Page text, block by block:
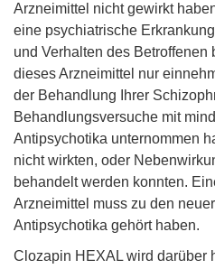
Arzneimittel nicht gewirkt
eine psychiatrische
und Verhalten des Betroffenen
dieses Arzneimittel nur
der Behandlung Ihrer
Behandlungsversuche mit
Antipsychotika unternommen
nicht wirkten, oder
behandelt werden konnten.
Arzneimittel muss zu den
Antipsychotika gehört haben.
Clozapin HEXAL wird darüber